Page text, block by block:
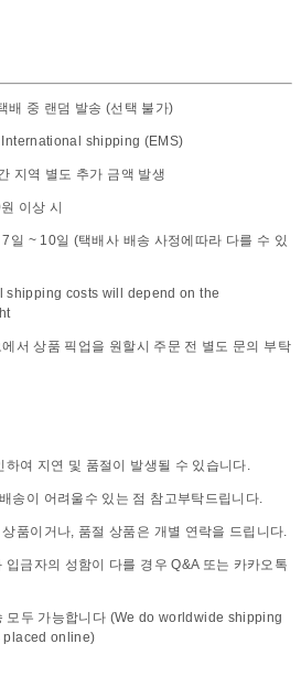
배 중 랜덤 발송 (선택 불가)
International shipping (EMS)
지역 별도 추가 금액 발생
이상 시
7일 ~ 10일 (택배사 배송 사정에따라 다를 수 있
shipping costs will depend on the
서 상품 픽업을 원할시 주문 전 별도 문의 부탁
여 지연 및 품절이 발생될 수 있습니다.
송이 어려울수 있는 점 참고부탁드립니다.
품이거나, 품절 상품은 개별 연락을 드립니다.
금자의 성함이 다를 경우 Q&A 또는 카카오톡
모두 가능합니다 (We do worldwide shipping
placed online)